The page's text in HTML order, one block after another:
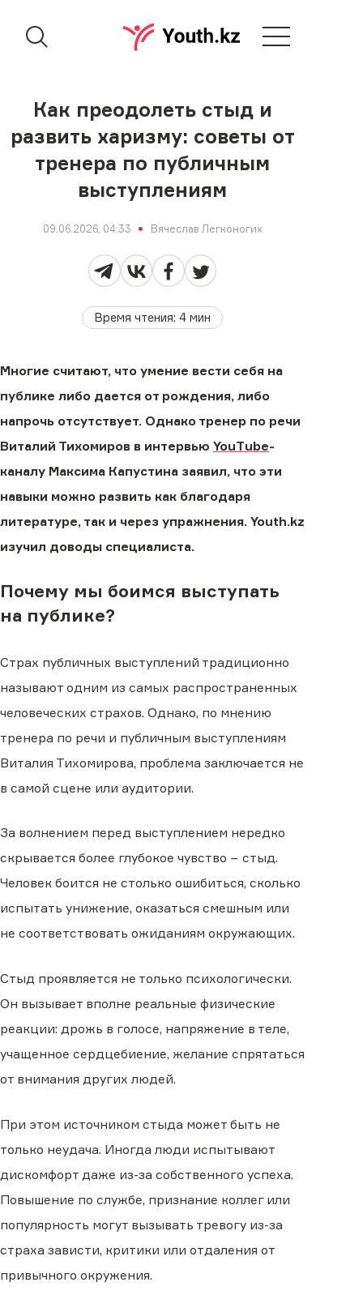
Как преодолеть стыд и
развить харизму: советы от
тренера по публичным
выступлениям
09.06.2026, 04:33 Вячеслав Легконогих
Время чтения: 4мин
Многие считают, что умение вести себя на
публике либо дается от рождения, либо
напрочь отсутствует. Однако тренер по речи
Виталий Тихомиров в интервью YouTube-
каналу Максима Капустина заявил, что эти
навыки можно развить как благодаря
литературе, так и через упражнения. Youth.kz
изучил доводы специалиста.
Почему мы боимся выступать
на публике?
Страх публичных выступлений традиционно
называют одним из самых распространенных
человеческих страхов. Однако, по мнению
тренера по речи и публичным выступлениям
Виталия Тихомирова, проблема заключается не
в самой сцене или аудитории.
За волнением перед выступлением нередко
скрывается более глубокое чувство − стыд.
Человек боится не столько ошибиться, сколько
испытать унижение, оказаться смешным или
не соответствовать ожиданиям окружающих.
Стыд проявляется не только психологически.
Он вызывает вполне реальные физические
реакции: дрожь в голосе, напряжение в теле,
учащенное сердцебиение, желание спрятаться
от внимания других людей.
При этом источником стыда может быть не
только неудача. Иногда люди испытывают
дискомфорт даже из-за собственного успеха.
Повышение по службе, признание коллег или
популярность могут вызывать тревогу из-за
страха зависти, критики или отдаления от
привычного окружения.